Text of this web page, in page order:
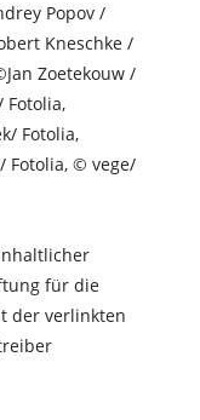
Popov /
Kneschke /
Zoetekouw /
Fotolia,
Fotolia,
Fotolia, © vege/
für die
der verlinkten